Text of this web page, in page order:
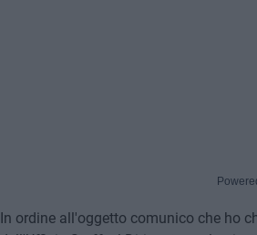
In ordine all'oggetto comunico che ho